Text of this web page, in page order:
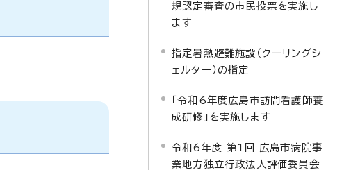
規認定審査の市民投票を実施し
ます
指定暑熱避難施設（クーリングシ
ェルター）の指定
「令和6年度広島市訪問看護師養
成研修」を実施します
令和6年度 第1回 広島市病院事
業地方独立行政法人評価委員会